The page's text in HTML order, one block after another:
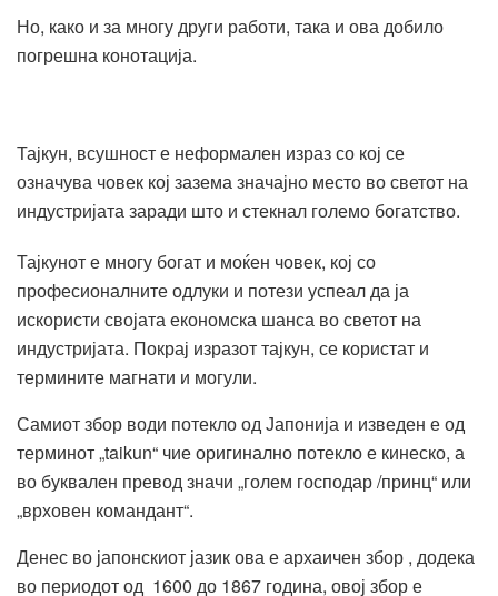
Но, како и за многу други работи, така и ова добило
погрешна конотација.
Тајкун, всушност е неформален израз со кој се
означува човек кој зазема значајно место во светот на
индустријата заради што и стекнал големо богатство.
Тајкунот е многу богат и моќен човек, кој со
професионалните одлуки и потези успеал да ја
искористи својата економска шанса во светот на
индустријата. Покрај изразот тајкун, се користат и
термините магнати и могули.
Самиот збор води потекло од Јапонија и изведен е од
терминот „taikun“ чие оригинално потекло е кинеско, а
во буквален превод значи „голем господар /принц“ или
„врховен командант“.
Денес во јапонскиот јазик ова е архаичен збор , додека
во периодот од 1600 до 1867 година, овој збор е